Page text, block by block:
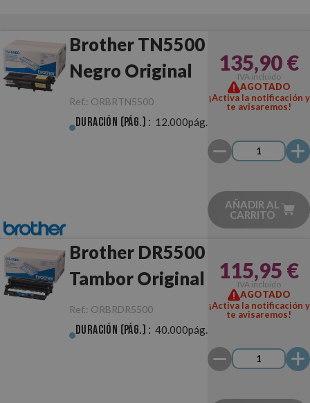
Brother TN5500
Negro Original
Ref.: ORBRTN5500
Duración (pág.) : 12.000pág.
135,90 €
IVA incluido
AGOTADO
¡Activa la notificación y
te avisaremos!
AÑADIR AL
CARRITO
Brother DR5500
Tambor Original
Ref.: ORBRDR5500
Duración (pág.) : 40.000pág.
115,95 €
IVA incluido
AGOTADO
¡Activa la notificación y
te avisaremos!